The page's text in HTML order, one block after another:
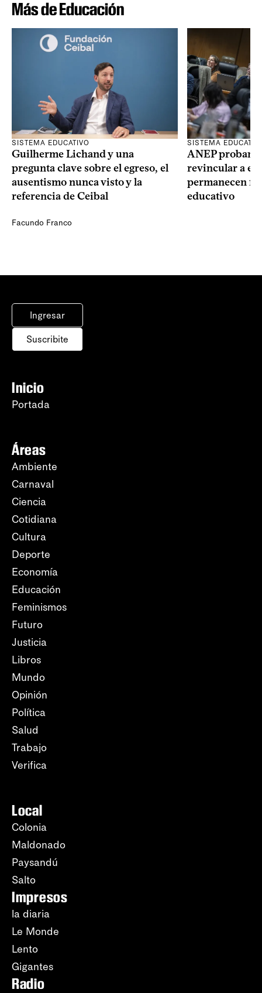
Más de Educación
SISTEMA EDUCATIVO
Guilherme Lichand y una
pregunta clave sobre el egreso, el
ausentismo nunca visto y la
referencia de Ceibal
Facundo Franco
SISTEMA
ANEP probará
revincular a
permanecen
educativo
Ingresar
Suscribite
Inicio
Portada
Áreas
Ambiente
Carnaval
Ciencia
Cotidiana
Cultura
Deporte
Economía
Educación
Feminismos
Futuro
Justicia
Libros
Mundo
Opinión
Política
Salud
Trabajo
Verifica
Local
Colonia
Maldonado
Paysandú
Salto
Impresos
la diaria
Le Monde
Lento
Gigantes
Radio